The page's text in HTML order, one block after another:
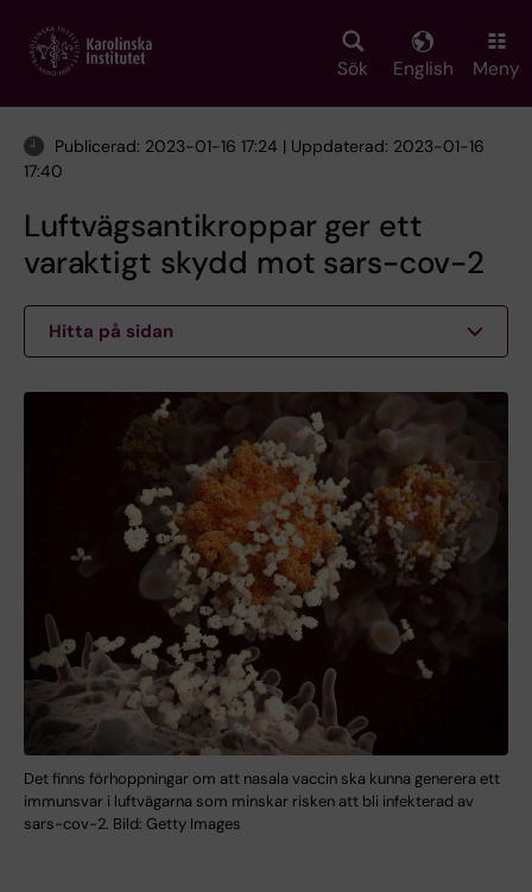
main
Sök English Meny
Publicerad: 2023-01-16 17:24 | Uppdaterad: 2023-01-16
17:40
Luftvägsantikroppar ger ett
varaktigt skydd mot sars-cov-2
Hitta på sidan
Det finns förhoppningar om att nasala vaccin ska kunna generera ett
immunsvar i luftvägarna som minskar risken att bli infekterad av
sars-cov-2. Bild: Getty Images